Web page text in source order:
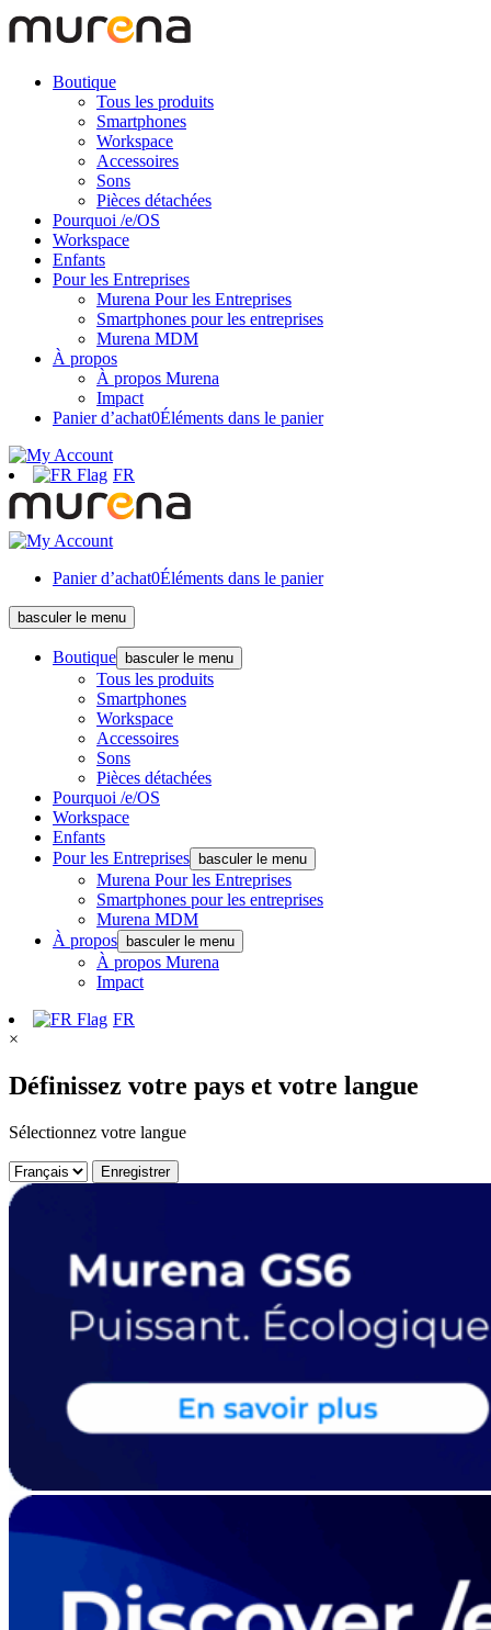
Boutique
Tous les produits
Smartphones
Workspace
Accessoires
Sons
Pièces détachées
Pourquoi /e/OS
Workspace
Enfants
Pour les Entreprises
Murena Pour les Entreprises
Smartphones pour les entreprises
Murena MDM
À propos
À propos Murena
Impact
Panier d’achat0Éléments dans le panier
FR
Panier d’achat0Éléments dans le panier
basculer le menu
Boutique basculer le menu
Tous les produits
Smartphones
Workspace
Accessoires
Sons
Pièces détachées
Pourquoi /e/OS
Workspace
Enfants
Pour les Entreprises
basculer le menu
Murena Pour les Entreprises
Smartphones pour les entreprises
Murena MDM
À propos
basculer le menu
À propos Murena
Impact
FR
×
Définissez votre pays et votre langue
Sélectionnez votre langue
Enregistrer